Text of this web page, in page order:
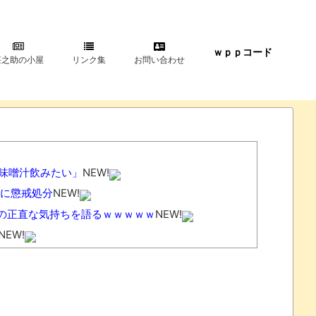
助の小屋 リンク集 お問い合わせ
ｗｐｐコード
汁飲みたい」 NEW!
懲戒処分NEW!
正直な気持ちを語るｗｗｗｗｗNEW!
う…
コチラ